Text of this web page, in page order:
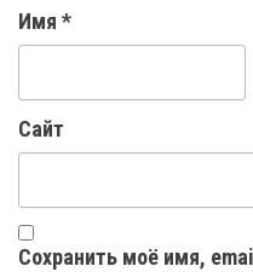
Имя *
Сайт
Сохранить моё имя,